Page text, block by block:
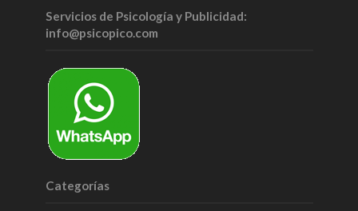
Servicios de Psicología y Publicidad:
info@psicopico.com
Categorías